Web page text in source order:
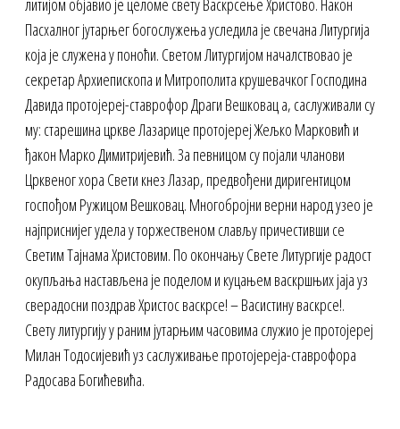
Пасхалног јутарњег богослужења уследила је свечана Литургија
која је служена у поноћи. Светом Литургијом началствовао је
секретар Архиепископа и Митрополита крушевачког Господина
Давида протојереј-ставрофор Драги Вешковац а, саслуживали су
му: старешина цркве Лазарице протојереј Жељко Марковић и
ђакон Марко Димитријевић. За певницом су појали чланови
Црквеног хора Свети кнез Лазар, предвођени диригентицом
госпођом Ружицом Вешковац. Многобројни верни народ узео је
најприснијег удела у торжественом слављу причестивши се
Светим Тајнама Христовим. По окончању Свете Литургије радост
окупљања настављена је поделом и куцањем васкршњих јаја уз
сверадосни поздрав Христос васкрсе! – Васистину васкрсе!.
Свету литургију у раним јутарњим часовима служио је протојереј
Милан Тодосијевић уз саслуживање протојереја-ставрофора
Радосава Богићевића.